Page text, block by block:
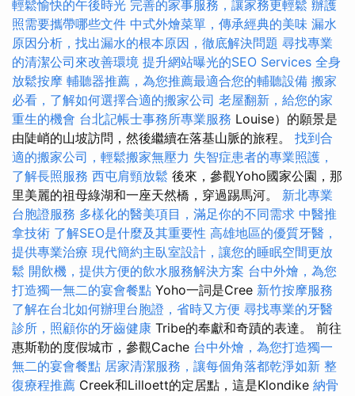
輕鬆愉快的午後時光 完善的家事服務，讓家務更輕鬆 辦護
照需要攜帶哪些文件 中式外燴菜單，傳承經典的美味 漏水
原因分析，找出漏水的根本原因，徹底解決問題 尋找專業
的清潔公司來改善環境 提升網站曝光的SEO Services 全身
放鬆按摩 輔聽器推薦，為您推薦最適合您的輔聽設備 搬家
必看，了解如何選擇合適的搬家公司 老屋翻新，給您的家
重生的機會 台北記帳士事務所專業服務 Louise）的願景是
由陡峭的山坡訪問，然後繼續在落基山脈的旅程。 找到合
適的搬家公司，輕鬆搬家無壓力 失智症患者的專業照護，
了解長照服務 西屯肩頸放鬆 後來，參觀Yoho國家公園，那
里美麗的祖母綠湖和一座天然橋，穿過踢馬河。 新北專業
台胞證服務 多樣化的醫美項目，滿足你的不同需求 中醫推
拿技術 了解SEO是什麼及其重要性 高雄地區的優質牙醫，
提供專業治療 現代簡約主臥室設計，讓您的睡眠空間更放
鬆 開飲機，提供方便的飲水服務解決方案 台中外燴，為您
打造獨一無二的宴會餐點 Yoho一詞是Cree 新竹按摩服務
了解在台北如何辦理台胞證，省時又方便 尋找專業的牙醫
診所，照顧你的牙齒健康 Tribe的奉獻和奇蹟的表達。 前往
惠斯勒的度假城市，參觀Cache 台中外燴，為您打造獨一
無二的宴會餐點 居家清潔服務，讓每個角落都乾淨如新 整
復療程推薦 Creek和Lilloett的定居點，這是Klondike 納骨